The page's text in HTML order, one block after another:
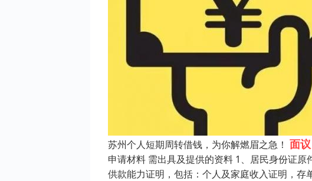
苏州个人短期周转借钱，为你解燃眉之急！ 面议
申请材料 需出具及提供的资料 1、居民身份证
供款能力证明，包括：个人及家庭收入证明，